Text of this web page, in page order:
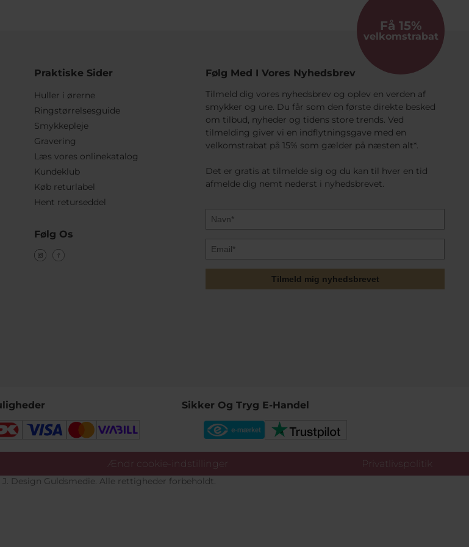
Praktiske Sider
Huller i ørerne
Ringstørrelsesguide
Smykkepleje
Gravering
Læs vores onlinekatalog
Kundeklub
Køb returlabel
Hent returseddel
Følg Os
Få 15%
velkomstrabat
Følg Med I Vores Nyhedsbrev
Tilmeld dig vores nyhedsbrev og oplev en verden af
smykker og ure. Du får som den første direkte besked
om tilbud, nyheder og tidens store trends. Ved
tilmelding giver vi en indflytningsgave med en
velkomstrabat på 15% som gælder på næsten alt*.
Det er gratis at tilmelde sig og du kan til hver en tid
afmelde dig nemt nederst i nyhedsbrevet.
Tilmeld mig nyhedsbrevet
Sikker Og Tryg E-Handel
Ændr cookie-indstillinger Privatlivspolitik
Design Guldsmedie. Alle rettigheder forbeholdt.